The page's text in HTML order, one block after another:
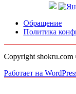
Обращение
Политика
Copyright
Работает на